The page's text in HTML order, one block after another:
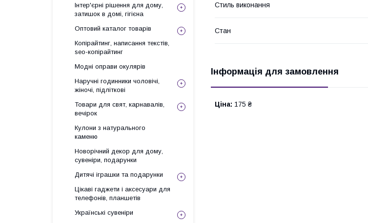
Стиль виконання
Стан
Інформація для замовлення
Ціна: 175 ₴
Інтер'єрні рішення для дому,
затишок в домі, гігієна
Оптовий каталог товарів
Копірайтинг, написання текстів,
seo-копірайтинг
Модні оправи окулярів
Наручні годинники чоловічі,
жіночі, підліткові
Товари для свят, карнавалів,
вечірок
Кулони з натурального
каменю
Новорічний декор для дому,
сувеніри, подарунки
Дитячі іграшки та подарунки
Цікаві гаджети і аксесуари для
телефонів, планшетів
Українські сувеніри